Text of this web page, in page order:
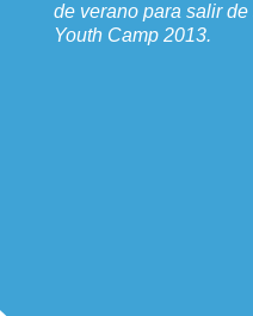
de verano para salir
Youth Camp 2013.